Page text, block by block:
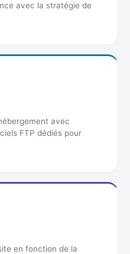
avec la stratégie de
avec
FTP dédiés pour
en fonction de la